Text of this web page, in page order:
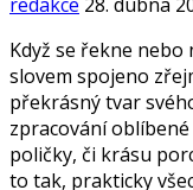
redakce 28. dubna
Když se řekne nebo
slovem spojeno
překrásný tvar
zpracování
poličky, či krásu
to tak, prakticky